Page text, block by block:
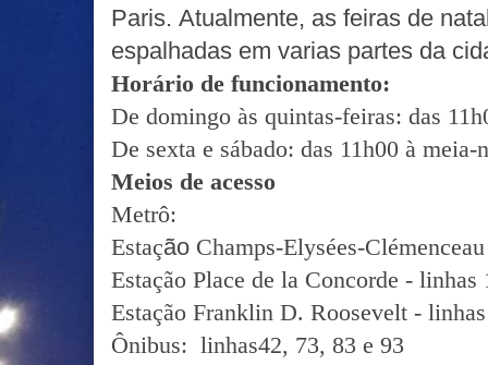
Paris. Atualmente, as feiras de
espalhadas em varias partes da
Horário de funcionamento:
De domingo às quintas-feiras: das
De sexta e sábado: das 11h00 à
Meios de acesso
Metrô:
Estação Champs-Elysées-
Estação Place de la Concorde - linhas
Estação Franklin D. Roosevelt -
Ônibus: linhas42, 73, 83 e 93